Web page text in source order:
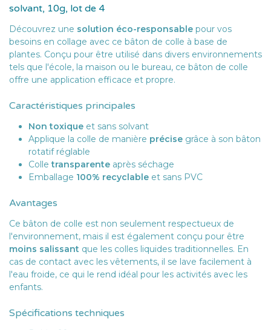
solvant, 10g, lot de 4
Découvrez une solution éco-responsable pour vos
besoins en collage avec ce bâton de colle à base de
plantes. Conçu pour être utilisé dans divers environnements
tels que l'école, la maison ou le bureau, ce bâton de colle
offre une application efficace et propre.
Caractéristiques principales
Non toxique et sans solvant
Applique la colle de manière précise grâce à son bâton
rotatif réglable
Colletransparente après séchage
Emballage 100% recyclable et sans PVC
Avantages
Ce bâton de colle est non seulement respectueux de
l'environnement, mais il est également conçu pour être
moins salissant que les colles liquides traditionnelles. En
cas de contact avec les vêtements, il se lave facilement à
l'eau froide, ce qui le rend idéal pour les activités avec les
enfants.
Spécifications techniques